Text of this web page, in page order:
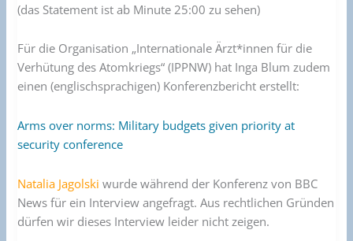
(das Statement ist ab Minute 25:00 zu sehen)
Für die Organisation „Internationale Ärzt*innen für die
Verhütung des Atomkriegs“ (IPPNW) hat Inga Blum zudem
einen (englischsprachigen) Konferenzbericht erstellt:
Arms over norms: Military budgets given priority at
security conference
Natalia Jagolski wurde während der Konferenz von BBC
News für ein Interview angefragt. Aus rechtlichen Gründen
dürfen wir dieses Interview leider nicht zeigen.